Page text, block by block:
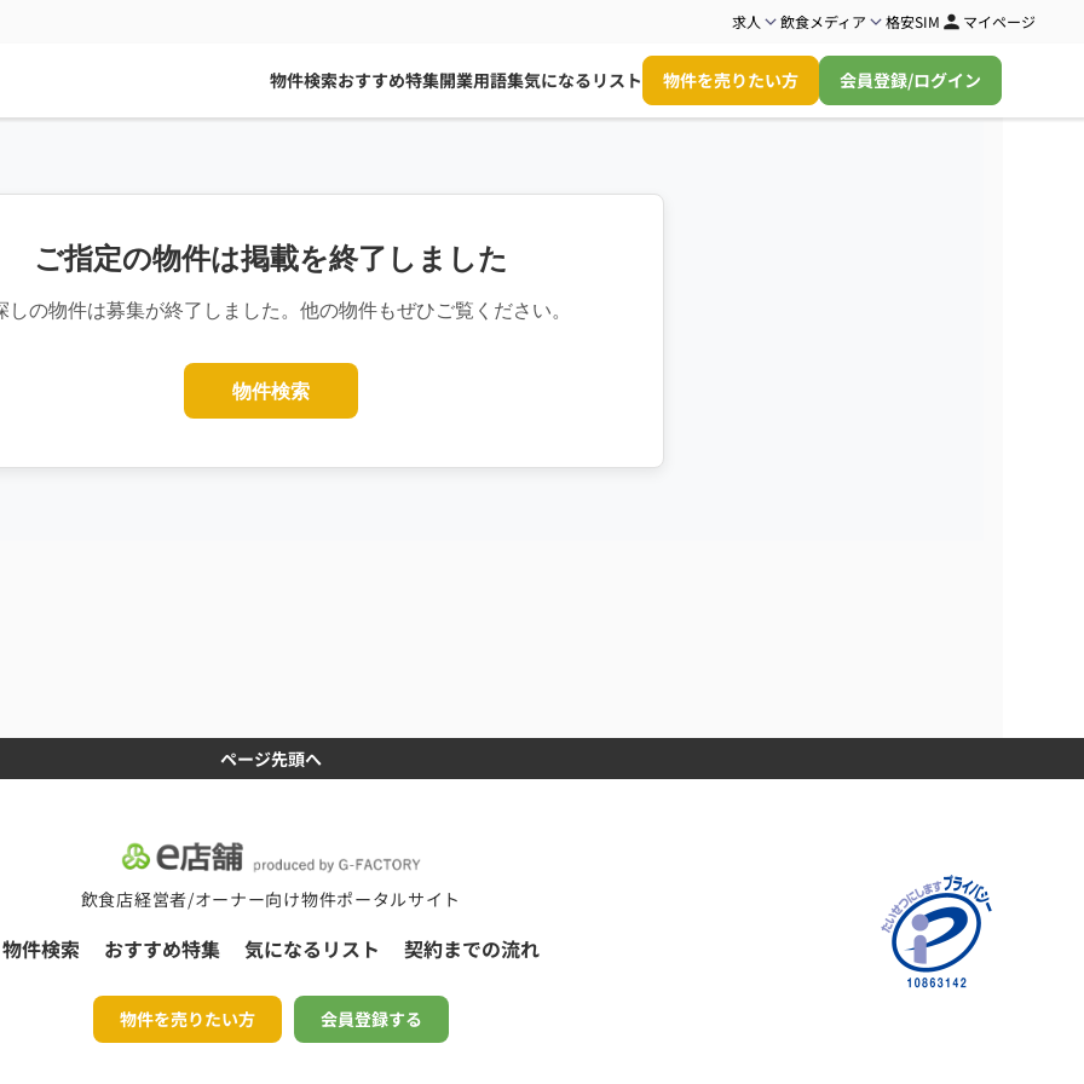
求人 飲食メディア 格安SIM マイページ
物件検索おすすめ特集開業用語集気になるリスト 物件を売りたい方 会員登録/ログイン
ご指定の物件は掲載を終了しました
しの物件は募集が終了しました。他の物件もぜひご覧ください。
物件検索
ページ先頭へ
飲食店経営者/オーナー向け物件ポータルサイト
物件検索 おすすめ特集 気になるリスト 契約までの流れ
物件を売りたい方 会員登録する